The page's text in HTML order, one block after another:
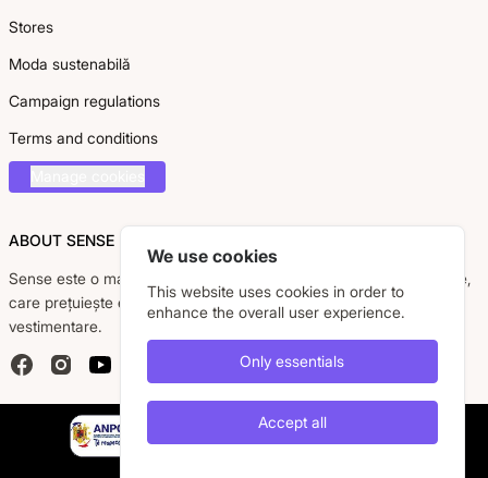
Stores
Moda sustenabilă
Campaign regulations
Terms and conditions
ABOUT SENSE
Sense este o marcă românească dedicată femeii moderne, active,
care prețuiește eleganța, confortul și calitatea pieselor
vestimentare.
FacebookInstagramYouTube
We use cookies
This website uses cookies in order to
enhance the overall user experience.
Only essentials
Accept all